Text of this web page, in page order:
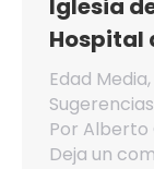
Iglesia
Hospital
Edad Media,
Sugerencias
Por Alberto
Deja un